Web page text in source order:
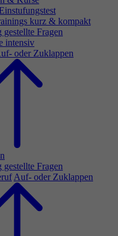
kurz & kompakt
Fragen
intensiv
oder Zuklappen
Fragen
Auf- oder Zuklappen